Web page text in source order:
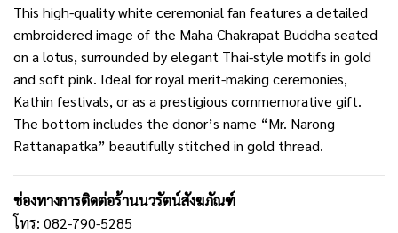
This high-quality white ceremonial fan features a detailed
embroidered image of the Maha Chakrapat Buddha seated
on a lotus, surrounded by elegant Thai-style motifs in gold
and soft pink. Ideal for royal merit-making ceremonies,
Kathin festivals, or as a prestigious commemorative gift.
The bottom includes the donor’s name “Mr. Narong
Rattanapatka” beautifully stitched in gold thread.
ช่องทางการติดต่อร้านนวรัตน์สังฆภัณฑ์
โทร: 082-790-5285